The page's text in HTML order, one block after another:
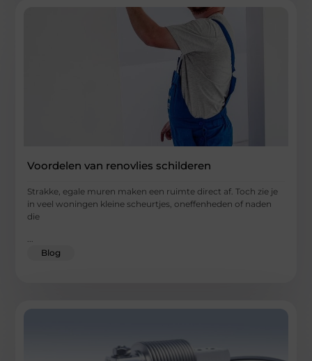
Voordelen van renovlies schilderen
Strakke, egale muren maken een ruimte direct af. Toch zie je
in veel woningen kleine scheurtjes, oneffenheden of naden
die
Blog